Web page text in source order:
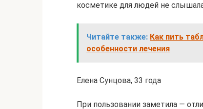
косметике для людей не
Читайте также: Как пить
особенности лечения
Елена Сунцова, 33 года
При пользовании заметила —